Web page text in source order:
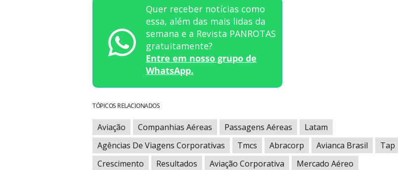
Quer receber notícias como
essa, além das mais lidas da
semana e a Revista PANROTAS
gratuitamente?
Entre em nosso grupo de
WhatsApp.
TÓPICOS RELACIONADOS
Aviação Companhias Aéreas Passagens Aéreas
Latam
Agências De Viagens Corporativas
Tmcs Abracorp Avianca Brasil
Tap
Crescimento
Resultados Aviação Corporativa
Mercado Aéreo